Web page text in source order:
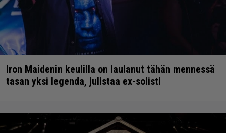
Iron Maidenin keulilla on laulanut tähän mennessä
tasan yksi legenda, julistaa ex-solisti